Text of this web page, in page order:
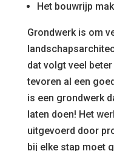
Het bouwrijp
Grondwerk is om
dat volgt veel
tevoren al een
is een grondwerk
laten doen! Het
uitgevoerd door
bij elke stap moet